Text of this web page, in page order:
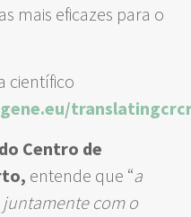
mais eficazes para o
científico
Centro de
entende que “a
com o